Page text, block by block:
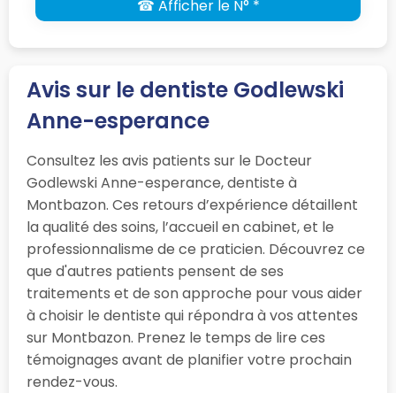
☎ Afficher le N° *
Avis sur le dentiste Godlewski
Anne-esperance
Consultez les avis patients sur le Docteur
Godlewski Anne-esperance, dentiste à
Montbazon. Ces retours d’expérience détaillent
la qualité des soins, l’accueil en cabinet, et le
professionnalisme de ce praticien. Découvrez ce
que d'autres patients pensent de ses
traitements et de son approche pour vous aider
à choisir le dentiste qui répondra à vos attentes
sur Montbazon. Prenez le temps de lire ces
témoignages avant de planifier votre prochain
rendez-vous.